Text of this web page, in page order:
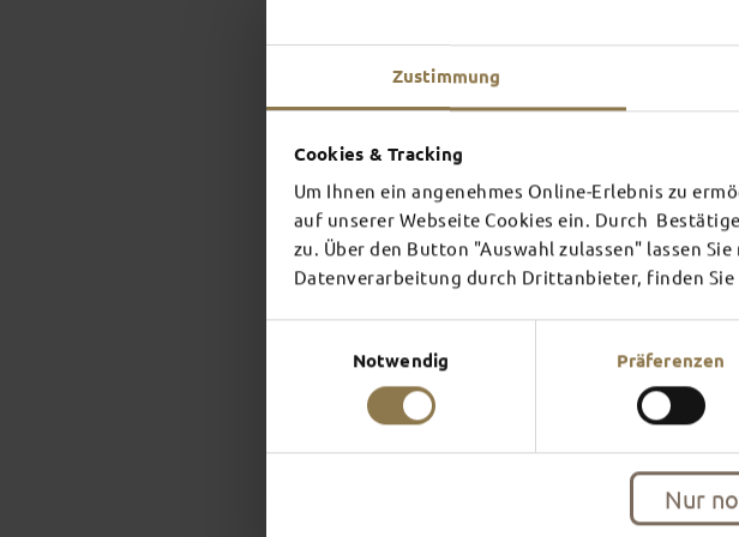
Zustimmung
Cookies & Tracking
Um Ihnen ein angenehmes Online-Erlebnis zu
auf unserer Webseite Cookies ein. Durch
zu. Über den Button "Auswahl zulassen" lassen
Datenverarbeitung durch Drittanbieter, finden Sie
Notwendig Präferenzen
Nur
Find